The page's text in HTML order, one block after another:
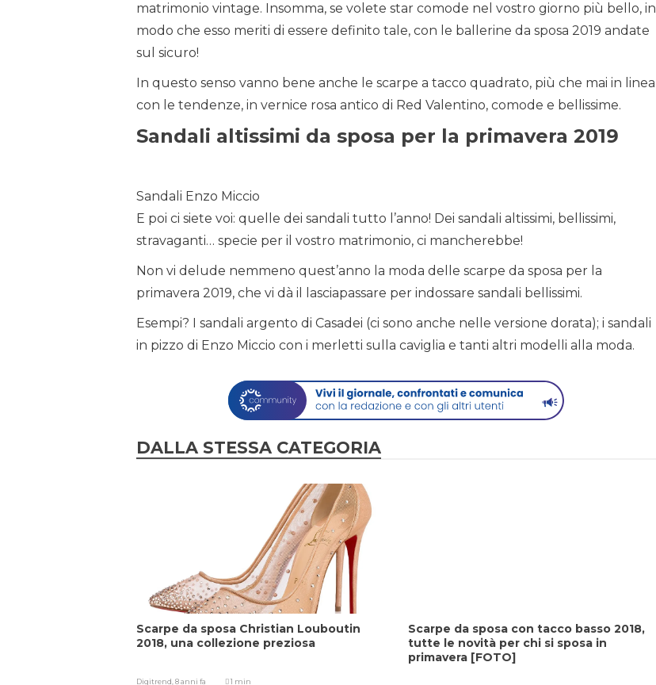
matrimonio vintage. Insomma, se volete star comode nel vostro giorno più bello, in
modo che esso meriti di essere definito tale, con le ballerine da sposa 2019 andate
sul sicuro!
In questo senso vanno bene anche le scarpe a tacco quadrato, più che mai in linea
con le tendenze, in vernice rosa antico di Red Valentino, comode e bellissime.
Sandali altissimi da sposa per la primavera 2019
Sandali Enzo Miccio
E poi ci siete voi: quelle dei sandali tutto l’anno! Dei sandali altissimi, bellissimi,
stravaganti… specie per il vostro matrimonio, ci mancherebbe!
Non vi delude nemmeno quest’anno la moda delle scarpe da sposa per la
primavera 2019, che vi dà il lasciapassare per indossare sandali bellissimi.
Esempi? I sandali argento di Casadei (ci sono anche nelle versione dorata); i sandali
in pizzo di Enzo Miccio con i merletti sulla caviglia e tanti altri modelli alla moda.
DALLA STESSA CATEGORIA
Scarpe da sposa Christian Louboutin
2018, una collezione preziosa
Digitrend,8 anni fa 1 min
Scarpe da sposa con tacco basso 2018,
tutte le novità per chi si sposa in
primavera [FOTO]